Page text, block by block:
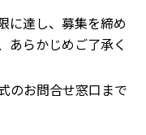
に達し、募集を締め
あらかじめご了承く
のお問合せ窓口まで